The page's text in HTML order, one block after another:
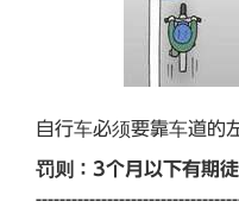
自行车必须要靠车道的
罚则：3个月以下有期